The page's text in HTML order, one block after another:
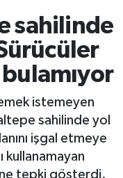
sahilinde
istemeyen
sahilinde yol
işgal etmeye
kullanamayan
tepki gösterdi.